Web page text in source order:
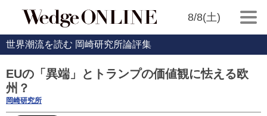
8/8(土)
世界潮流を読む 岡崎研究所論評集
EUの「異端」とトランプの価値観に怯える欧
州？
岡崎研究所